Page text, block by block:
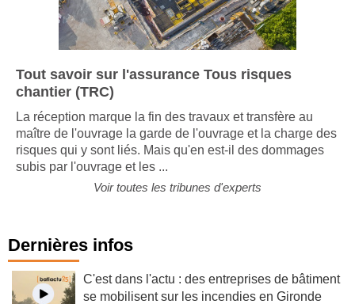
Tout savoir sur l'assurance Tous risques
chantier (TRC)
La réception marque la fin des travaux et transfère au
maître de l'ouvrage la garde de l'ouvrage et la charge des
risques qui y sont liés. Mais qu'en est-il des dommages
subis par l'ouvrage et les ...
Voir toutes les tribunes d'experts
Dernières infos
C'est dans l'actu : des entreprises de bâtiment
se mobilisent sur les incendies en Gironde